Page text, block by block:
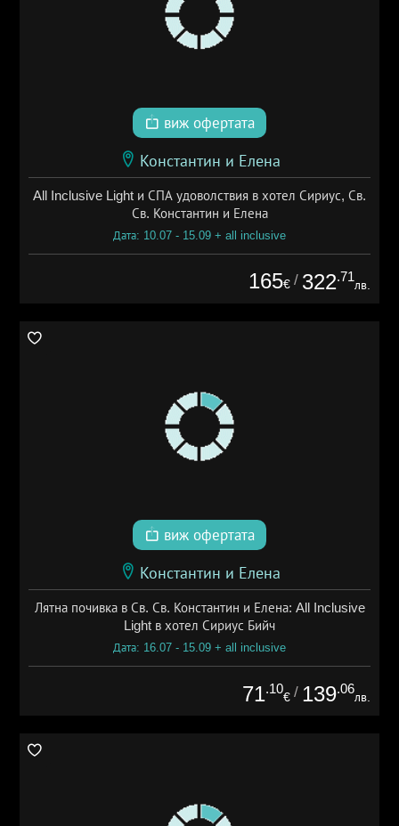
виж офертата
Константин и Елена
All Inclusive Light и СПА удоволствия в хотел Сириус, Св.
Св. Константин и Елена
Дата: 10.07 - 15.09 + all inclusive
165€ / 322.71
лв.
виж офертата
Константин и Елена
Лятна почивка в Св. Св. Константин и Елена: All Inclusive
Light в хотел Сириус Бийч
Дата: 16.07 - 15.09 + all inclusive
71.10
€ / 139.06
лв.